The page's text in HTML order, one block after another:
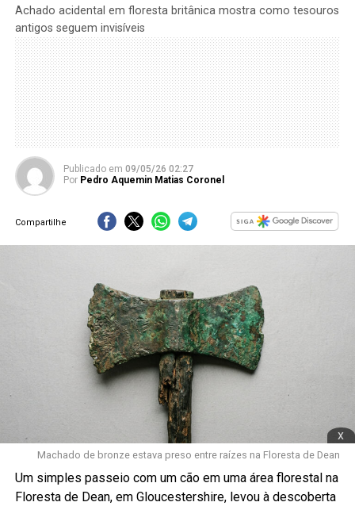
Achado acidental em floresta britânica mostra como tesouros
antigos seguem invisíveis
Publicado em 09/05/26 02:27
Por Pedro Aquemin Matias Coronel
Compartilhe
x
Machado de bronze estava preso entre raízes na Floresta de Dean
Um simples passeio com um cão em uma área florestal na
Floresta de Dean, em Gloucestershire, levou à descoberta